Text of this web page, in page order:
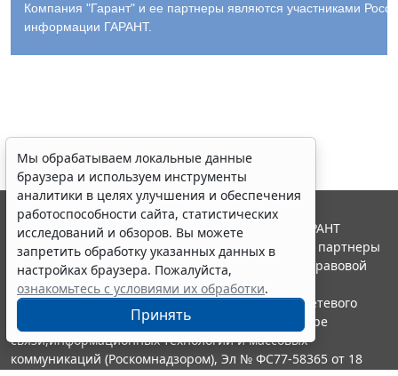
Компания "Гарант" и ее партнеры являются участниками
информации ГАРАНТ.
Мы обрабатываем локальные данные
браузера и используем инструменты
аналитики в целях улучшения и обеспечения
работоспособности сайта, статистических
исследований и обзоров. Вы можете
запретить обработку указанных данных в
настройках браузера. Пожалуйста,
ознакомьтесь с условиями их обработки.
Принять
© ООО "НПП "ГАРАНТ-СЕРВИС", 2026. Система ГАРАНТ
выпускается с 1990 года. Компания "Гарант" и ее партнеры
являются участниками Российской ассоциации правовой
информации ГАРАНТ.
Портал ГАРАНТ.РУ зарегистрирован в качестве сетевого
издания Федеральной службой по надзору в сфере
связи,информационных технологий и массовых
коммуникаций (Роскомнадзором), Эл № ФС77-58365 от 18